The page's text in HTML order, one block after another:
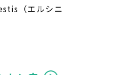
（エルシニ